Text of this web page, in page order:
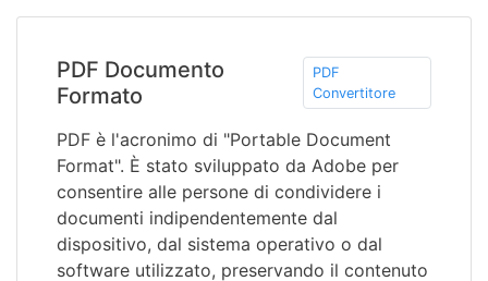
PDF Documento
Formato
PDF
Convertitore
PDF è l'acronimo di "Portable Document
Format". È stato sviluppato da Adobe per
consentire alle persone di condividere i
documenti indipendentemente dal
dispositivo, dal sistema operativo o dal
software utilizzato, preservando il contenuto